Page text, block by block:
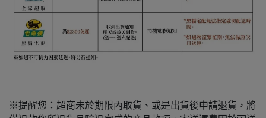
※提醒您：超商未於期限內取貨、或是出貨後申請退貨，將